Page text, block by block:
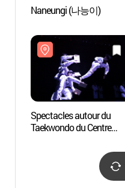
Naneungi (나능이)
Spectacles autour du
Taekwondo du Centre
시범단 상설공연: 'Great
Taekwondo - 위대한